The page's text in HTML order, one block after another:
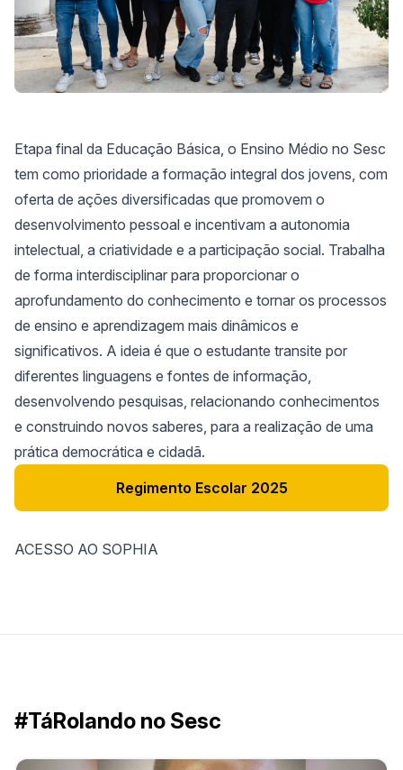
Etapa final da Educação Básica, o Ensino Médio no Sesc
tem como prioridade a formação integral dos jovens, com
oferta de ações diversificadas que promovem o
desenvolvimento pessoal e incentivam a autonomia
intelectual, a criatividade e a participação social. Trabalha
de forma interdisciplinar para proporcionar o
aprofundamento do conhecimento e tornar os processos
de ensino e aprendizagem mais dinâmicos e
significativos. A ideia é que o estudante transite por
diferentes linguagens e fontes de informação,
desenvolvendo pesquisas, relacionando conhecimentos
e construindo novos saberes, para a realização de uma
prática democrática e cidadã.
Regimento Escolar 2025
ACESSO AO SOPHIA
#TáRolando no Sesc